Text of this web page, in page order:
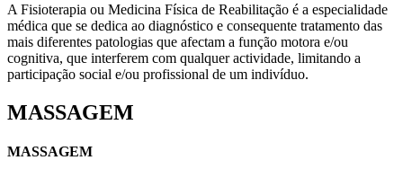
A Fisioterapia ou Medicina Física de Reabilitação é a especialidade
médica que se dedica ao diagnóstico e consequente tratamento das
mais diferentes patologias que afectam a função motora e/ou
cognitiva, que interferem com qualquer actividade, limitando a
participação social e/ou profissional de um indivíduo.
MASSAGEM
MASSAGEM